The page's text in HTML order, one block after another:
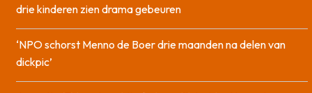
drie kinderen zien drama gebeuren
‘NPO schorst Menno de Boer drie maanden na delen van
dickpic’